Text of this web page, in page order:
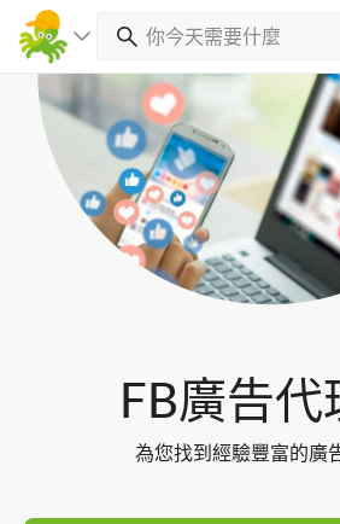
FB廣告代
為您找到經驗豐富的廣